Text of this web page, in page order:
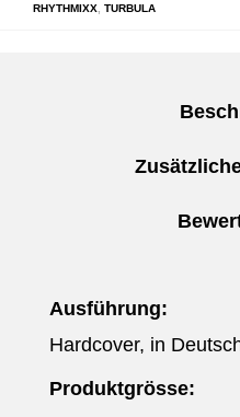
RHYTHMIXX TURBULA
Ausführung:
Hardcover, in
Produktgrösse: